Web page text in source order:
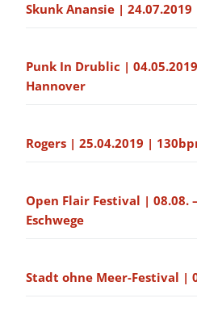
Skunk Anansie |
Punk In Drublic |
Hannover
Rogers | 25.04.2019 |
Open Flair Festival | 08.08.
Eschwege
Stadt ohne Meer-Festival |